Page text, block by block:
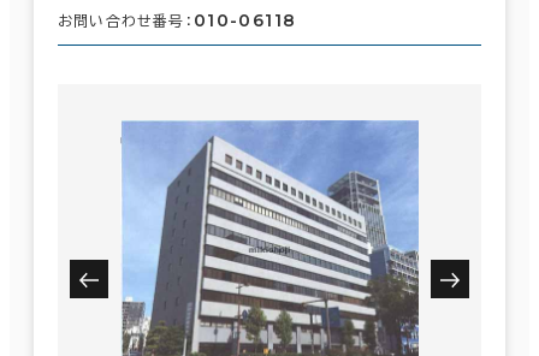
お問い合わせ番号： 010-06118